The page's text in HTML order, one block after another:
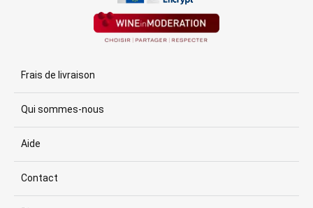
Frais de livraison
Qui sommes-nous
Aide
Contact